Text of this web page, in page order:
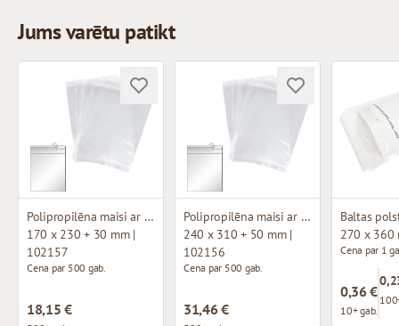
Jums varētu patikt
Polipropilēna maisi ar līmmalu
170 x 230 + 30 mm |
102157
Cena par 500 gab.
18,15 €
Polipropilēna maisi ar līmmalu
240 x 310 + 50 mm |
102156
Cena par 500 gab.
31,46 €
270 x 360
Cena par 1
0,36 €
10+ gab.